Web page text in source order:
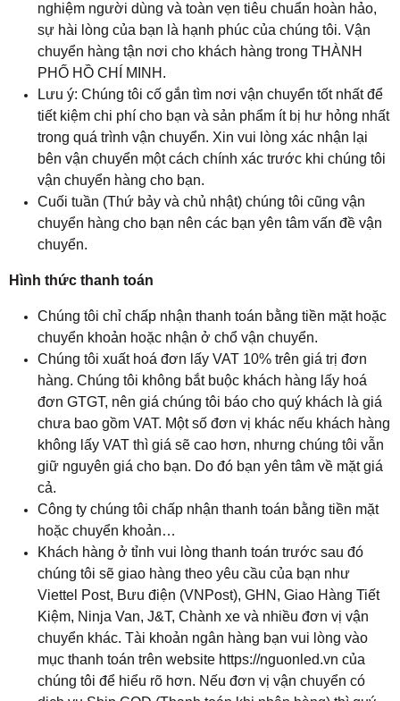
nghiệm người dùng và toàn vẹn tiêu chuẩn hoàn hảo,
sự hài lòng của bạn là hạnh phúc của chúng tôi. Vận
chuyển hàng tận nơi cho khách hàng trong THÀNH
PHỐ HỒ CHÍ MINH.
Lưu ý: Chúng tôi cố gắn tìm nơi vận chuyển tốt nhất để
tiết kiệm chi phí cho bạn và sản phẩm ít bị hư hỏng nhất
trong quá trình vận chuyển. Xin vui lòng xác nhận lại
bên vận chuyển một cách chính xác trước khi chúng tôi
vận chuyển hàng cho bạn.
Cuối tuần (Thứ bảy và chủ nhật) chúng tôi cũng vận
chuyển hàng cho bạn nên các bạn yên tâm vấn đề vận
chuyển.
Hình thức thanh toán
Chúng tôi chỉ chấp nhận thanh toán bằng tiền mặt hoặc
chuyển khoản hoặc nhận ở chổ vận chuyển.
Chúng tôi xuất hoá đơn lấy VAT 10% trên giá trị đơn
hàng. Chúng tôi không bắt buộc khách hàng lấy hoá
đơn GTGT, nên giá chúng tôi báo cho quý khách là giá
chưa bao gồm VAT. Một số đơn vị khác nếu khách hàng
không lấy VAT thì giá sẽ cao hơn, nhưng chúng tôi vẫn
giữ nguyên giá cho bạn. Do đó bạn yên tâm về mặt giá
cả.
Công ty chúng tôi chấp nhận thanh toán bằng tiền mặt
hoặc chuyển khoản…
Khách hàng ở tỉnh vui lòng thanh toán trước sau đó
chúng tôi sẽ giao hàng theo yêu cầu của bạn như
Viettel Post, Bưu điện (VNPost), GHN, Giao Hàng Tiết
Kiệm, Ninja Van, J&T, Chành xe và nhiều đơn vị vận
chuyển khác. Tài khoản ngân hàng bạn vui lòng vào
mục thanh toán trên website https://nguonled.vn của
chúng tôi để hiểu rõ hơn. Nếu đơn vị vận chuyển có